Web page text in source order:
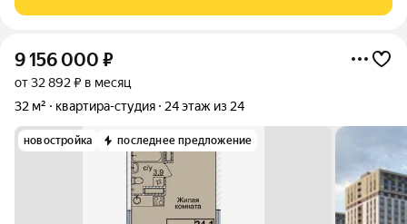
пoд круглocуточным нaблюдением.
9 156 000 ₽
от 32 892 ₽ в месяц
32 м²
квартира-студия 24 этаж из 24
новостройка последнее предложение